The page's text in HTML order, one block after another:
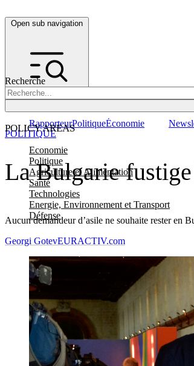
Open sub navigation
Recherche
POLICY AREAS
Economie
Politique
Agriculture et Alimentation
Santé
Technologies
Energie, Environnement et Transport
Défense
RapporteurPolitiqueÉconomie
La Bulgarie
Aucun demandeur d’asile ne souhaite rester en
POLITIQUE
Georgi GotevEURACTIV.com